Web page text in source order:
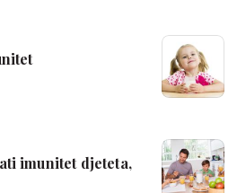
imunitet djeteta,